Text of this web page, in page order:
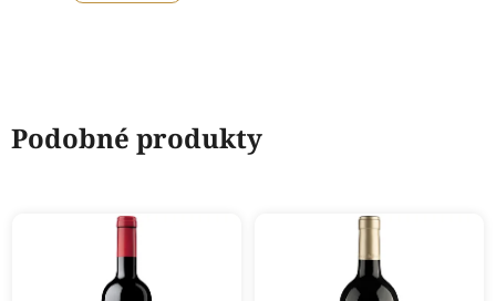
Podobné produkty